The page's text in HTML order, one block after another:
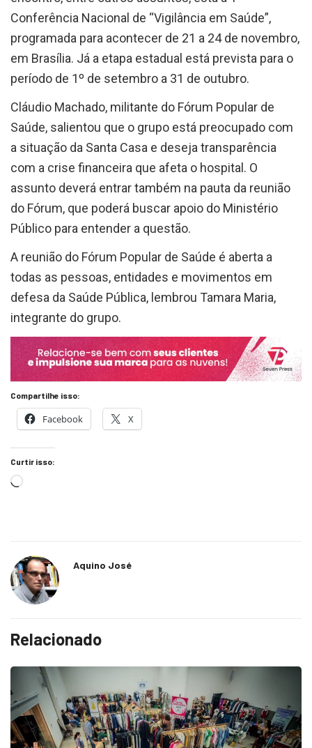
Conferência Nacional de “Vigilância em Saúde”,
programada para acontecer de 21 a 24 de novembro,
em Brasília. Já a etapa estadual está prevista para o
período de 1º de setembro a 31 de outubro.
Cláudio Machado, militante do Fórum Popular de
Saúde, salientou que o grupo está preocupado com
a situação da Santa Casa e deseja transparência
com a crise financeira que afeta o hospital. O
assunto deverá entrar também na pauta da reunião
do Fórum, que poderá buscar apoio do Ministério
Público para entender a questão.
A reunião do Fórum Popular de Saúde é aberta a
todas as pessoas, entidades e movimentos em
defesa da Saúde Pública, lembrou Tamara Maria,
integrante do grupo.
Compartilhe isso:
Facebook X
Curtir isso:
Aquino José
Relacionado